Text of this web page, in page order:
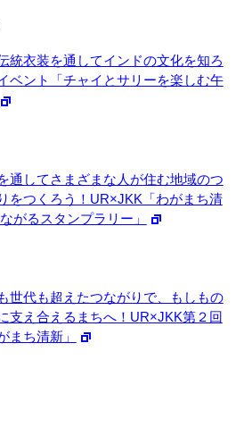
統衣装を通してインドの文化を知ろ
ベント「チャイとサリーを楽しむ午
通してさまざまな人が住む地域のつ
をつくろう！UR×JKK「わがまち清
がるスタンプラリー」
世代も超えたつながりで、もしもの
支え合えるまちへ！UR×JKK第２回
まち清新」